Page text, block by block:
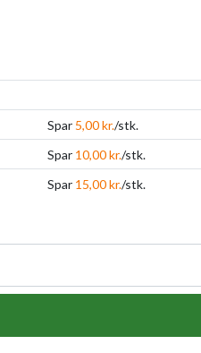
Spar 5,00 kr./stk.
Spar 10,00 kr./stk.
Spar 15,00 kr./stk.